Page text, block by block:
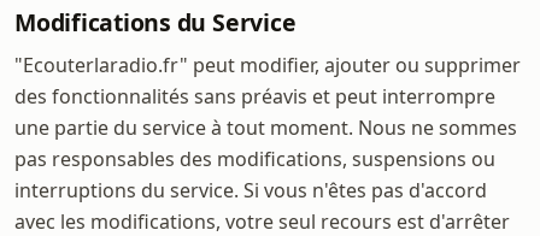
Modifications du Service
"Ecouterlaradio.fr" peut modifier, ajouter ou supprimer
des fonctionnalités sans préavis et peut interrompre
une partie du service à tout moment. Nous ne sommes
pas responsables des modifications, suspensions ou
interruptions du service. Si vous n'êtes pas d'accord
avec les modifications, votre seul recours est d'arrêter